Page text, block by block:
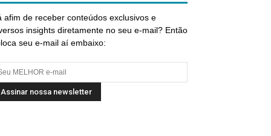
afim de receber conteúdos exclusivos e
insights diretamente no seu e-mail? Então
seu e-mail aí embaixo: